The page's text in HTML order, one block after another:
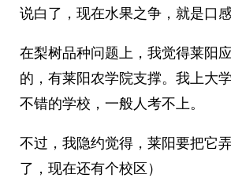
说白了，现在水果之争，就是口感
在梨树品种问题上，我觉得莱阳
的，有莱阳农学院支撑。我上大
不错的学校，一般人考不上。
不过，我隐约觉得，莱阳要把它
了，现在还有个校区）